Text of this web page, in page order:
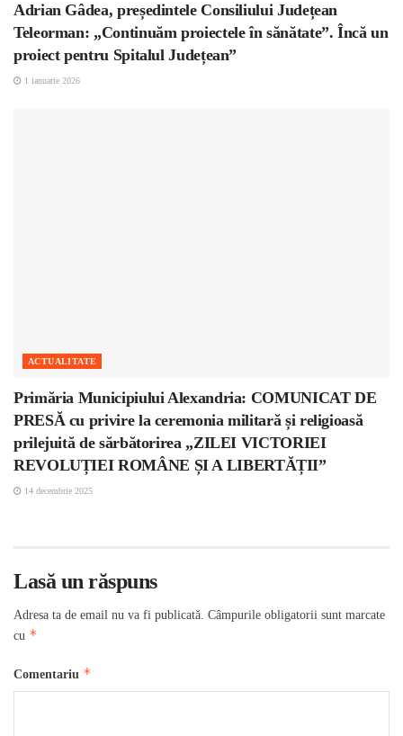
Adrian Gâdea, președintele Consiliului Județean
Teleorman: „Continuăm proiectele în sănătate”. Încă un
proiect pentru Spitalul Județean”
1 ianuarie 2026
ACTUALITATE
Primăria Municipiului Alexandria: COMUNICAT DE
PRESĂ cu privire la ceremonia militară și religioasă
prilejuită de sărbătorirea „ZILEI VICTORIEI
REVOLUȚIEI ROMÂNE ȘI A LIBERTĂȚII”
14 decembrie 2025
Lasă un răspuns
Adresa ta de email nu va fi publicată. Câmpurile obligatorii sunt marcate
cu *
Comentariu *